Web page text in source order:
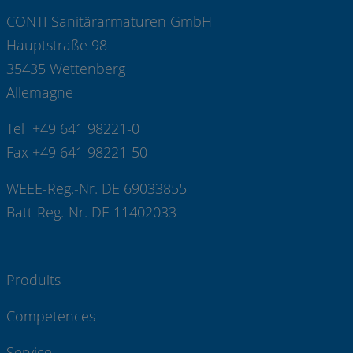
CONTI Sanitärarmaturen GmbH
Hauptstraße 98
35435 Wettenberg
Allemagne
Tel +49 641 98221-0
Fax +49 641 98221-50
WEEE-Reg.-Nr. DE 69033855
Batt-Reg.-Nr. DE 11402033
Produits
Competences